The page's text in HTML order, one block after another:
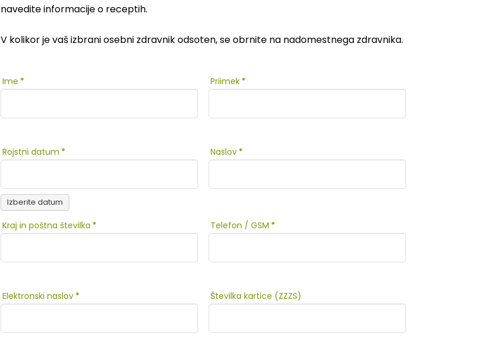
navedite informacije o receptih.
V kolikor je vaš izbrani osebni zdravnik odsoten, se obrnite na nadomestnega zdravnika.
Ime * Priimek *
Rojstni datum *
Izberite datum
Naslov *
Kraj in poštna številka * Telefon / GSM *
Elektronski naslov * Številka kartice (ZZZS)